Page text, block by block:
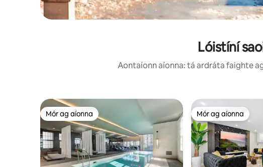
Lóistíní
Aontaíonn aíonna: tá ardráta faighte
Mór ag aíonna
Mór ag aíonna Mór ag aíonna
Mór ag aíonna